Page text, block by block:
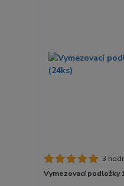
3
Vymezovací podložky